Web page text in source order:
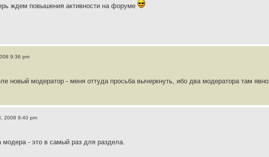
ждем повышения активности на форуме
9:36 pm
новый модератор - меня оттуда просьба вычеркнуть, ибо два модератора там явно
2008 9:40 pm
модера - это в самый раз для раздела.